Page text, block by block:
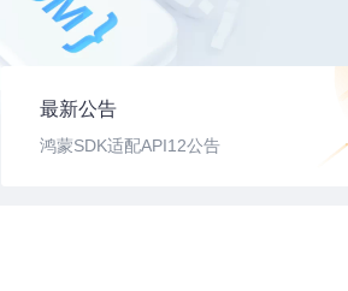
最新公告
鸿蒙SDK适配API12公告